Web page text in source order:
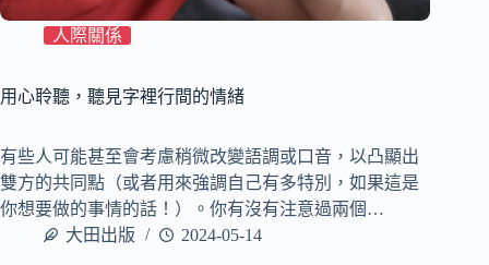
人際關係
用心聆聽，聽見字裡行間的情緒
有些人可能甚至會考慮稍微改變語調或口音，以凸顯出
雙方的共同點（或者用來強調自己有多特別，如果這是
你想要做的事情的話！）。你有沒有注意過兩個…
大田出版
2024-05-14